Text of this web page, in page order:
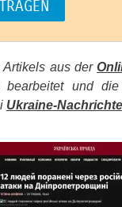
Artikels aus der
und
Ukraine-